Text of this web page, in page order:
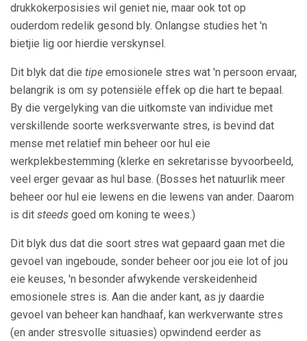
drukkokerposisies wil geniet nie, maar ook tot op
ouderdom redelik gesond bly. Onlangse studies het 'n
bietjie lig oor hierdie verskynsel.
Dit blyk dat die tipe emosionele stres wat 'n persoon ervaar,
belangrik is om sy potensiële effek op die hart te bepaal.
By die vergelyking van die uitkomste van individue met
verskillende soorte werksverwante stres, is bevind dat
mense met relatief min beheer oor hul eie
werkplekbestemming (klerke en sekretarisse byvoorbeeld,
veel erger gevaar as hul base. (Bosses het natuurlik meer
beheer oor hul eie lewens en die lewens van ander. Daarom
is dit steeds goed om koning te wees.)
Dit blyk dus dat die soort stres wat gepaard gaan met die
gevoel van ingeboude, sonder beheer oor jou eie lot of jou
eie keuses, 'n besonder afwykende verskeidenheid
emosionele stres is. Aan die ander kant, as jy daardie
gevoel van beheer kan handhaaf, kan werkverwante stres
(en ander stresvolle situasies) opwindend eerder as